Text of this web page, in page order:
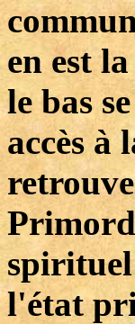
en est
le bas
accès à
l'état